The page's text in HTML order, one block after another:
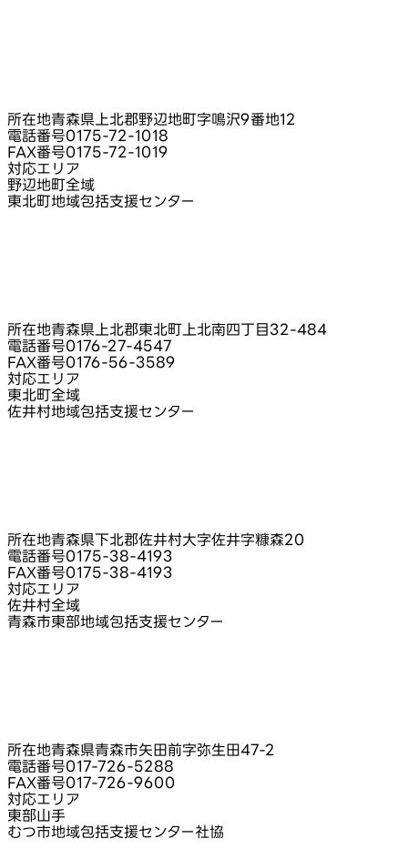
所在地青森県上北郡野辺地町字鳴沢9番地12
電話番号0175-72-1018
FAX番号0175-72-1019
対応エリア
野辺地町全域
東北町地域包括支援センター
所在地青森県上北郡東北町上北南四丁目32-484
電話番号0176-27-4547
FAX番号0176-56-3589
対応エリア
東北町全域
佐井村地域包括支援センター
所在地青森県下北郡佐井村大字佐井字糠森20
電話番号0175-38-4193
FAX番号0175-38-4193
対応エリア
佐井村全域
青森市東部地域包括支援センター
所在地青森県青森市矢田前字弥生田47-2
電話番号017-726-5288
FAX番号017-726-9600
対応エリア
東部山手
むつ市地域包括支援センター社協